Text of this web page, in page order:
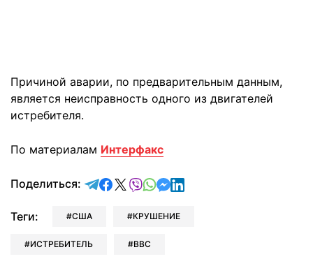
Причиной аварии, по предварительным данным,
является неисправность одного из двигателей
истребителя.
По материалам Интерфакс
Поделиться: отправить в Telegram
поделиться в Facebook
поделиться в X
отправить в Viber
отправить в Whatsapp
отправить в Messenger
отправить в LinkedIn
Теги: США КРУШЕНИЕ
ИСТРЕБИТЕЛЬ ВВС